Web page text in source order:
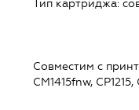
Тип картриджа:
Совместим c
CM1415fnw,